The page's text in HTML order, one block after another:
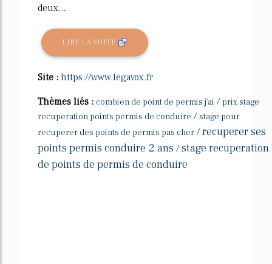
deux...
LIRE LA SUITE
Site : https://www.legavox.fr
Thèmes liés : combien de point de permis j'ai / prix stage
recuperation points permis de conduire /stage pour
recuperer des points de permis pas cher /recuperer ses
points permis conduire 2 ans /stage recuperation
de points de permis de conduire